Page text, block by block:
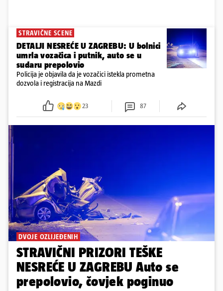
STRAVIČNE SCENE
DETALJI NESREĆE U ZAGREBU: U bolnici
umrla vozačica i putnik, auto se u
sudaru prepolovio
Policija je objavila da je vozačici istekla prometna
dozvola i registracija na Mazdi
23 87
DVOJE OZLIJEĐENIH
STRAVIČNI PRIZORI TEŠKE
NESREĆE U ZAGREBU Auto se
prepolovio, čovjek poginuo